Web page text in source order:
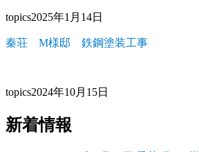
topics2025年1月14日
秦荘 M様邸 鉄鋼塗装工事
topics2024年10月15日
新着情報